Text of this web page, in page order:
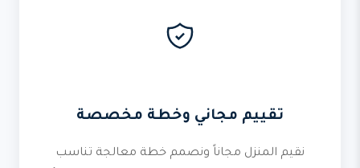
تقييم مجاني وخطة مخصصة
نقيم المنزل مجاناً ونصمم خطة معالجة تناسب